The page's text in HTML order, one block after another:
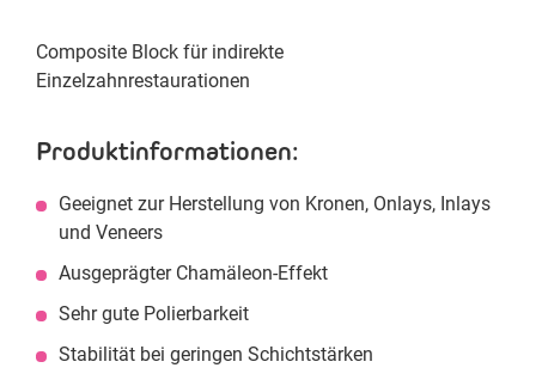
Composite Block für indirekte
Einzelzahnrestaurationen
Produktinformationen:
Geeignet zur Herstellung von Kronen, Onlays, Inlays
und Veneers
Ausgeprägter Chamäleon-Effekt
Sehr gute Polierbarkeit
Stabilität bei geringen Schichtstärken